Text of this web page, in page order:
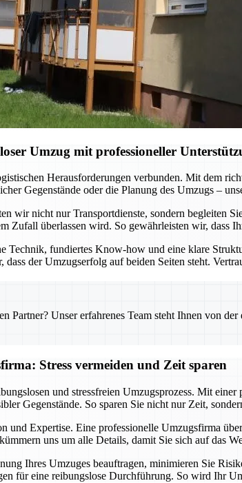
Umzug mit professioneller
Herausforderungen verbunden. Mit dem
Gegenstände oder die Planung des Umzugs –
wir nicht nur Transportdienste, sondern begleiten
Zufall überlassen wird. So gewährleisten wir, dass
Technik, fundiertes Know-how und eine klare
der Umzugserfolg auf beiden Seiten steht.
Partner? Unser erfahrenes Team steht Ihnen von
Stress vermeiden und Zeit sparen
und stressfreien Umzugsprozess. Mit
Gegenstände. So sparen Sie nicht nur Zeit,
und Expertise. Eine professionelle Umzugsfirma
uns um alle Details, damit Sie sich auf das
Ihres Umzuges beauftragen, minimieren Sie
für eine reibungslose Durchführung. So wird Ihr